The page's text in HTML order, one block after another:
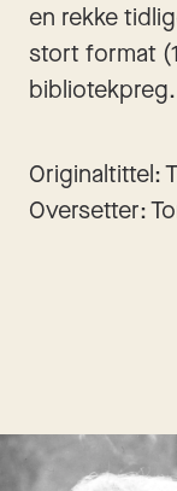
en rekke
stort format
bibliotekpreg.
Originaltittel:
Oversetter: